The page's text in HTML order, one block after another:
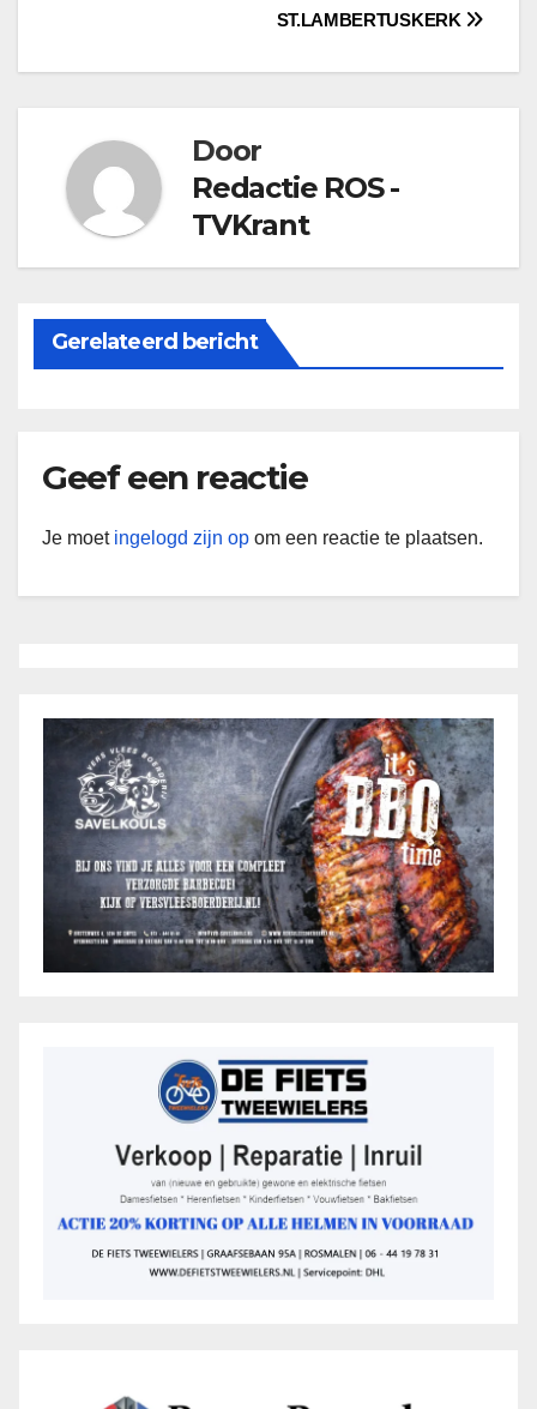
ST.LAMBERTUSKERK
Door
Redactie ROS -
TVKrant
Gerelateerd bericht
Geef een reactie
Je moet ingelogd zijn op om een reactie te plaatsen.